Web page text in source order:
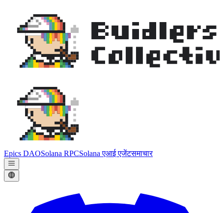
Epics DAOSolana RPCSolana एआई एजेंटसमाचार